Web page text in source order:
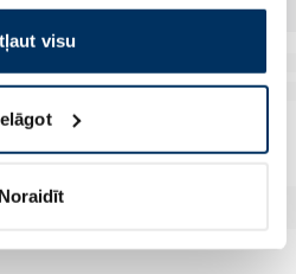
savu izvēli:
visu
Noraidīt